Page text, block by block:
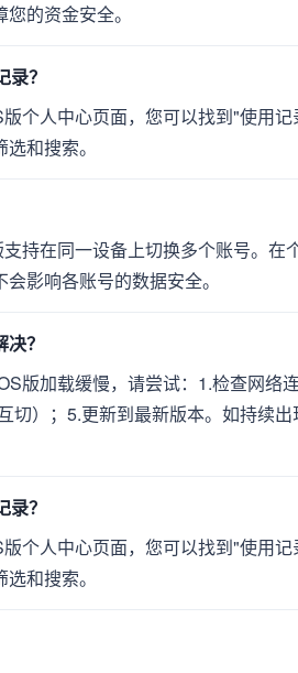
的资金安全。
？
个人中心页面，您可以找到"使用
和搜索。
持在同一设备上切换多个账号。在
影响各账号的数据安全。
？
版加载缓慢，请尝试：1.检查网络
）；5.更新到最新版本。如持续
？
个人中心页面，您可以找到"使用
和搜索。